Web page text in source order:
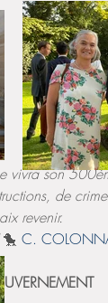
vivra son
de
revenir.
🐤 C.